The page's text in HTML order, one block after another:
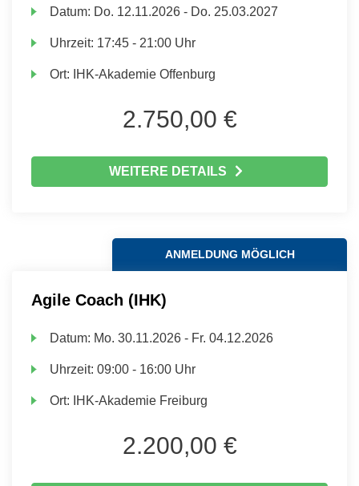
Datum: Do. 12.11.2026 - Do. 25.03.2027
Uhrzeit: 17:45 - 21:00 Uhr
Ort: IHK-Akademie Offenburg
2.750,00 €
WEITERE DETAILS
ANMELDUNG MÖGLICH
Agile Coach (IHK)
Datum: Mo. 30.11.2026 - Fr. 04.12.2026
Uhrzeit:09:00 - 16:00 Uhr
Ort: IHK-Akademie Freiburg
2.200,00 €